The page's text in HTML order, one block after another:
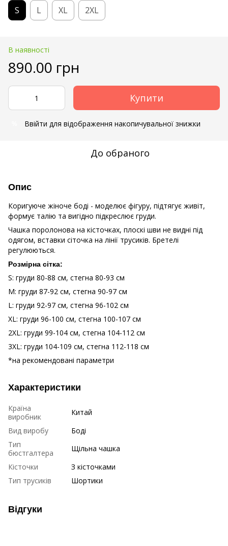
S L XL 2XL
В наявності
890.00 грн
Купити
Ввійти для відображення накопичувальної знижки
До обраного
Опис
Коригуюче жіноче боді - моделює фігуру, підтягує живіт,
формує талію та вигідно підкреслює груди.
Чашка поролонова на кісточках, плоскі шви не видні під
одягом, вставки сіточка на лінії трусиків. Бретелі
регулюються.
Розмірна сітка:
S: груди 80-88 см, стегна 80-93 см
M: груди 87-92 см, стегна 90-97 см
L: груди 92-97 см, стегна 96-102 см
XL: груди 96-100 см, стегна 100-107 см
2XL: груди 99-104 см, стегна 104-112 см
3XL: груди 104-109 см, стегна 112-118 см
*на рекомендовані параметри
Характеристики
Країна
виробник
Китай
Вид виробу
Боді
Тип
бюстгалтера
Щільна чашка
Кісточки
З кісточками
Тип трусиків
Шортики
Відгуки